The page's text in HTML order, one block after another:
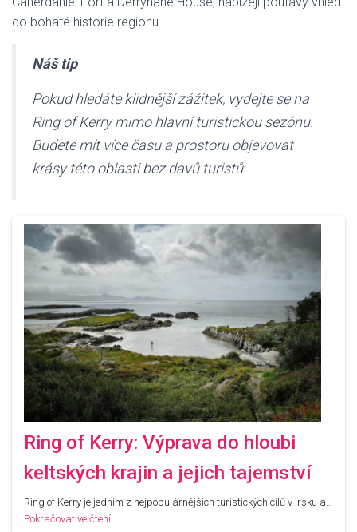
do bohaté historie regionu.
Náš tip
Pokud hledáte klidnější zážitek, vydejte se na
Ring of Kerry mimo hlavní turistickou sezónu.
Budete mít více času a prostoru objevovat
krásy této oblasti bez davů turistů.
Ring of Kerry: Výprava do hloubi
keltských krajin a jejich tajemství
Ring of Kerry je jedním z nejpopulárnějších turistických cílů v Irsku a…
Pokračovat ve čtení